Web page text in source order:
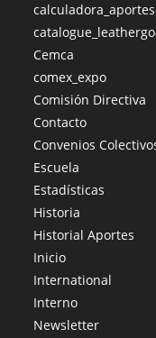
calculadora_aportes
Cemca
comex_expo
Comisión Directiva
Contacto
Convenios
Escuela
Estadísticas
Historia
Historial Aportes
Inicio
International
Interno
Newsletter